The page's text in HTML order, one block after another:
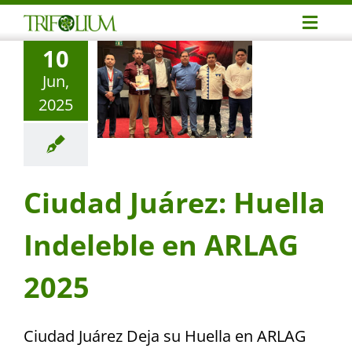
Skip
to
content10
Jun,
2025
Ciudad Juárez: Huella
Indeleble en ARLAG
2025
Ciudad Juárez Deja su Huella en ARLAG